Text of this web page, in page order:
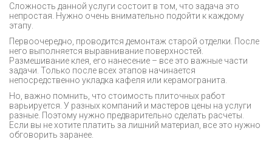
Сложность данной услуги состоит в том, что задача это
непростая. Нужно очень внимательно подойти к каждому
этапу.
Первоочередно, проводится демонтаж старой отделки. После
него выполняется выравнивание поверхностей.
Размешивание клея, его нанесение – все это важные части
задачи. Только после всех этапов начинается
непосредственно укладка кафеля или керамогранита.
Но, важно помнить, что стоимость плиточных работ
варьируется. У разных компаний и мастеров цены на услуги
разные. Поэтому нужно предварительно сделать расчеты.
Если вы не хотите платить за лишний материал, все это нужно
обговорить заранее.